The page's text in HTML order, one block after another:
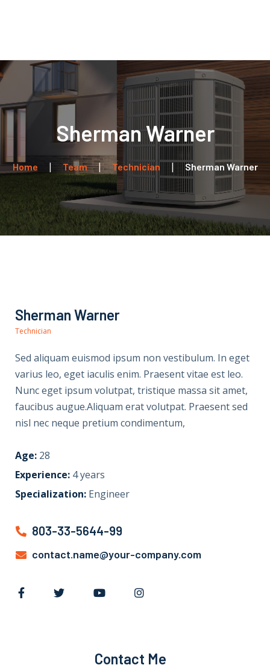
Leistungen
Kontakt
Sherman Warner
Home Team Technician Sherman Warner
Sherman Warner
Technician
Sed aliquam euismod ipsum non vestibulum. In eget
varius leo, eget iaculis enim. Praesent vitae est leo.
Nunc eget ipsum volutpat, tristique massa sit amet,
faucibus augue.Aliquam erat volutpat. Praesent sed
nisl nec neque pretium condimentum,
Age: 28
Experience: 4 years
Specialization: Engineer
803-33-5644-99
contact.name@your-company.com
Contact Me